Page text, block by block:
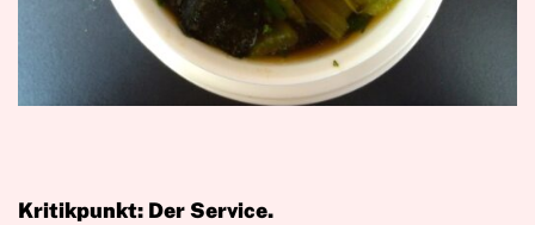
Kritikpunkt: Der Service.